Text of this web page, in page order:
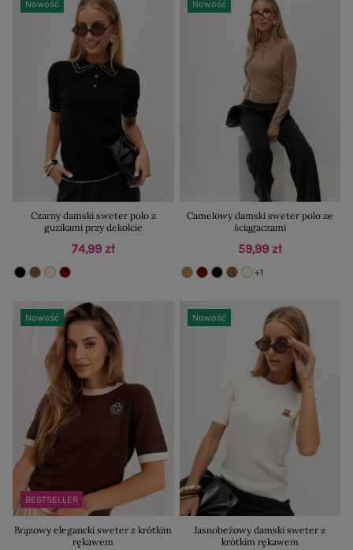
Nowość
Czarny damski sweter polo z
guzikami przy dekolcie
74,99 zł
Nowość
Camelowy damski sweter polo ze
ściągaczami
59,99 zł
+1
BESTSELLER
Nowość
Brązowy elegancki sweter z krótkim
rękawem
Nowość
Jasnobeżowy damski sweter z
krótkim rękawem